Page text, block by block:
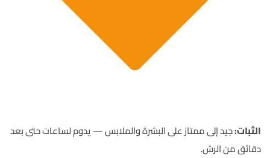
الثبات:جيد إلى ممتاز على البشرة والملابس — يدوم لساعات حتى بعد
دقائق من الرش.